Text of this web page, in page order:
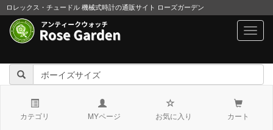
ロレックス・チュードル 機械式時計の通販サイト ローズガーデン
カテゴリ MYページ お気に入り カート